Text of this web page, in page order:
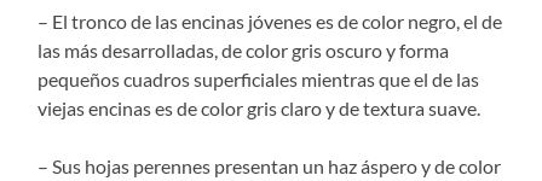
– El tronco de las encinas jóvenes es de color negro, el de
las más desarrolladas, de color gris oscuro y forma
pequeños cuadros superficiales mientras que el de las
viejas encinas es de color gris claro y de textura suave.
– Sus hojas perennes presentan un haz áspero y de color